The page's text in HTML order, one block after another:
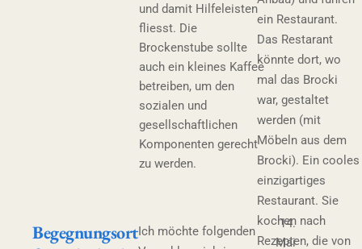
und damit Hilfeleisten
fliesst. Die
Brockenstube sollte
auch ein kleines Kaffee
betreiben, um den
sozialen und
gesellschaftlichen
Komponenten gerecht
zu werden.
ein Restaurant.
Das Restarant
könnte dort, wo
mal das Brocki
war, gestaltet
werden (mit
Möbeln aus dem
Brocki). Ein cooles
einzigartiges
Restaurant. Sie
kochen nach
Rezepten, die von
BegegnungsortIch möchte folgenden
14.
Mai